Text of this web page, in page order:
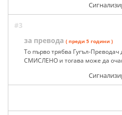
#3
за превода ( преди 5 години )
То първо трябва Гугъл-
СМИСЛЕНО и тогава може да